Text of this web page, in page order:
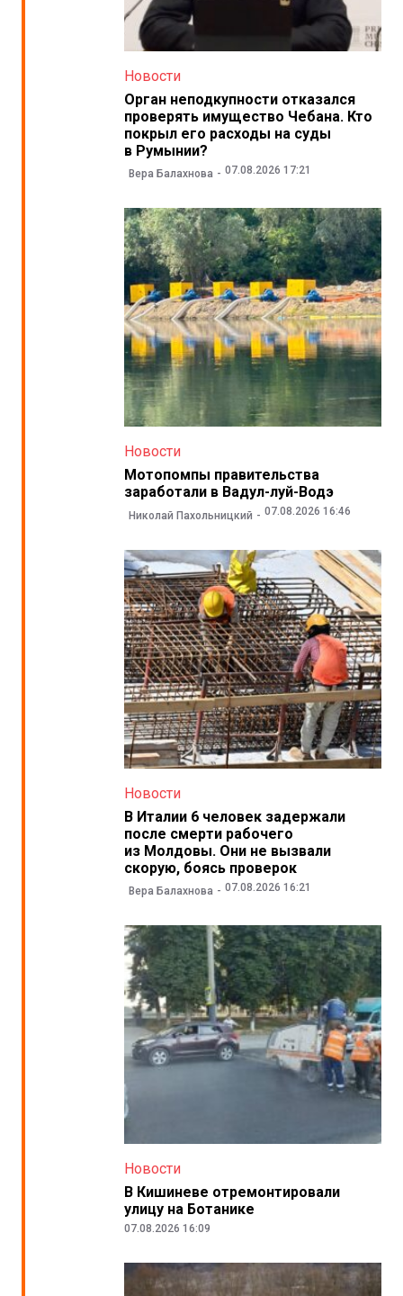
Новости
Орган неподкупности отказался
проверять имущество Чебана. Кто
покрыл его расходы на суды
в Румынии?
Вера Балахнова 07.08.2026 17:21
Новости
Мотопомпы правительства
заработали в Вадул-луй-Водэ
Николай Пахольницкий 07.08.2026 16:46
Новости
В Италии 6 человек задержали
после смерти рабочего
из Молдовы. Они не вызвали
скорую, боясь проверок
Вера Балахнова 07.08.2026 16:21
Новости
В Кишиневе отремонтировали
улицу на Ботанике
07.08.2026 16:09